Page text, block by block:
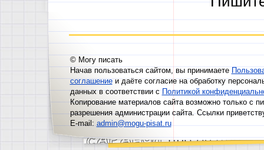
© Могу писать
Начав пользоваться сайтом, вы принимаете
соглашениеи даёте согласие на обработку
данных в соответствии сПолитикой
Копирование материалов сайта возможно только с
разрешения администрации сайта. Ссылки
E-mail:admin@mogu-pisat.ru